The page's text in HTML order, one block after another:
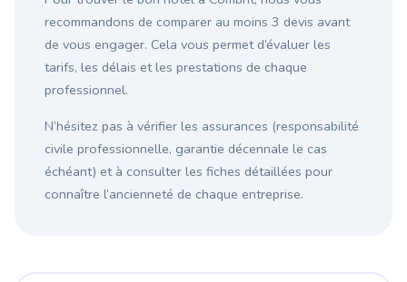
recommandons de comparer au moins 3 devis avant
de vous engager. Cela vous permet d’évaluer les
tarifs, les délais et les prestations de chaque
professionnel.
N’hésitez pas à vérifier les assurances (responsabilité
civile professionnelle, garantie décennale le cas
échéant) et à consulter les fiches détaillées pour
connaître l’ancienneté de chaque entreprise.